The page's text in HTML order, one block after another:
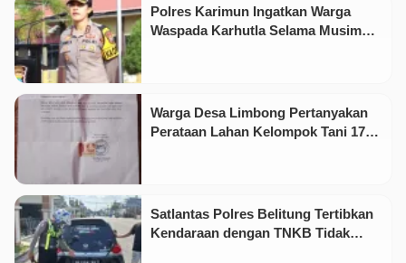
Polres Karimun Ingatkan Warga
Waspada Karhutla Selama Musim
Warga Desa Limbong Pertanyakan
Perataan Lahan Kelompok Tani 17
Satlantas Polres Belitung Tertibkan
Kendaraan dengan TNKB Tidak